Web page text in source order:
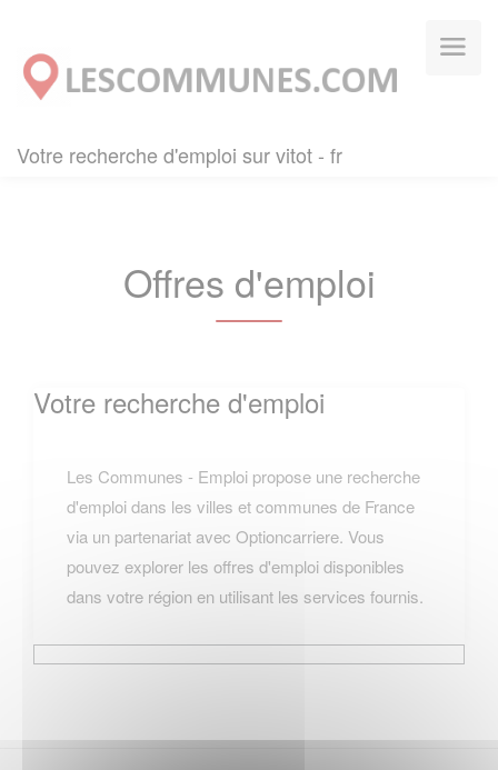
Votre recherche d'emploi sur vitot - fr
Offres d'emploi
Votre recherche d'emploi
Les Communes - Emploi propose une recherche
d'emploi dans les villes et communes de France
via un partenariat avec Optioncarriere. Vous
pouvez explorer les offres d'emploi disponibles
dans votre région en utilisant les services fournis.